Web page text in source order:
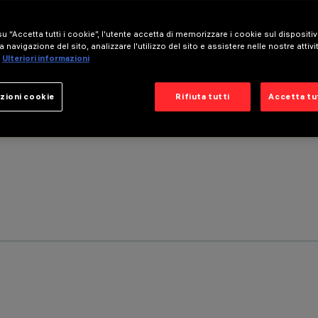
“Accetta tutti i cookie”, l'utente accetta di memorizzare i cookie sul
navigazione del sito, analizzare l'utilizzo del sito e assistere nelle nostre
Ulteriori informazioni
Rifiuta tutti Accetta
cookie